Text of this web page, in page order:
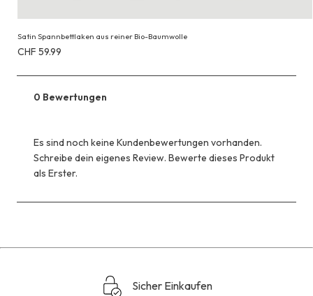
Satin Spannbettlaken aus reiner Bio-Baumwolle
Erhältlich
CHF 59.99
CHF 59.99
0 Bewertungen
Es sind noch keine Kundenbewertungen vorhanden.
Schreibe dein eigenes Review. Bewerte dieses Produkt
als Erster.
Sicher Einkaufen